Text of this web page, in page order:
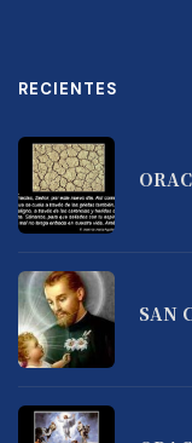
RECIENTES
SAN